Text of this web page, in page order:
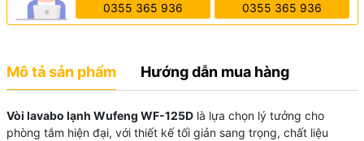
0355 365 936 0355 365 936
Mô tả sản phẩm Hướng dẫn mua hàng
Vòi lavabo lạnh Wufeng WF-125Dlà lựa chọn lý tưởng cho
phòng tắm hiện đại, với thiết kế tối giản sang trọng, chất liệu